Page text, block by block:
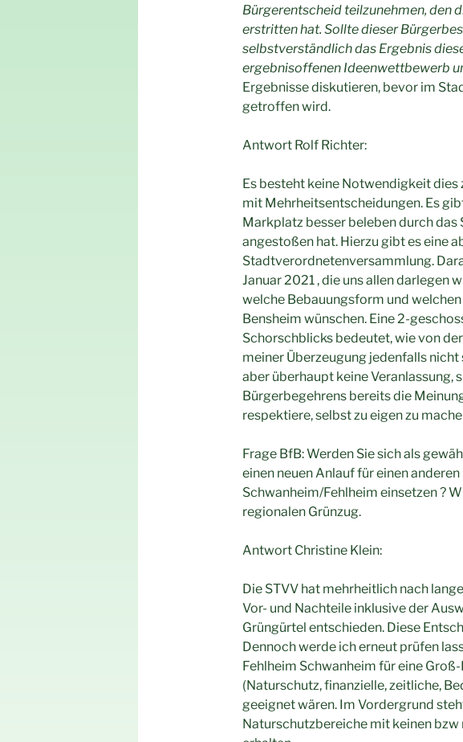
Bürgerentscheid teilzunehmen, den
erstritten hat. Sollte dieser
selbstverständlich das Ergebnis
ergebnisoffenen Ideenwettbewerb
Ergebnisse diskutieren, bevor im
getroffen wird.
Antwort Rolf Richter:
Es besteht keine Notwendigkeit
mit Mehrheitsentscheidungen. Es
Markplatz besser beleben durch
angestoßen hat. Hierzu gibt es eine
Stadtverordnetenversammlung.
Januar 2021 , die uns allen darlegen
welche Bebauungsform und
Bensheim wünschen. Eine 2-
Schorschblicks bedeutet, wie von
meiner Überzeugung jedenfalls
aber überhaupt keine Veranlassung,
Bürgerbegehrens bereits die
respektiere, selbst zu eigen zu
Frage BfB: Werden Sie sich als
einen neuen Anlauf für einen
Schwanheim/Fehlheim einsetzen ?
regionalen Grünzug.
Antwort Christine Klein:
Die STVV hat mehrheitlich nach
Vor- und Nachteile inklusive der
Grüngürtel entschieden. Diese
Dennoch werde ich erneut prüfen
Fehlheim Schwanheim für eine
(Naturschutz, finanzielle, zeitliche,
geeignet wären. Im Vordergrund
Naturschutzbereiche mit keinen